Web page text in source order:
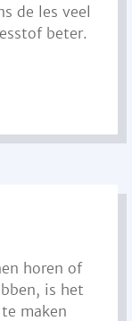
de les veel
beter.
horen of
is het
maken